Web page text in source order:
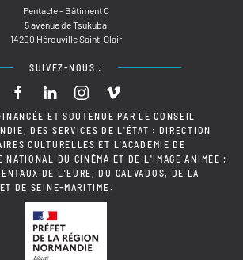
Pentacle - Bâtiment C
5 avenue de Tsukuba
14200 Hérouville Saint-Clair
SUIVEZ-NOUS :
ET SOUTENUE PAR LE CONSEIL
DES SERVICES DE L'ÉTAT : DIRECTION
CULTURELLES ET L'ACADÉMIE DE
NATIONAL DU CINÉMA ET DE L'IMAGE ANIMÉE ;
DE L'EURE, DU CALVADOS, DE LA
DE SEINE-MARITIME.